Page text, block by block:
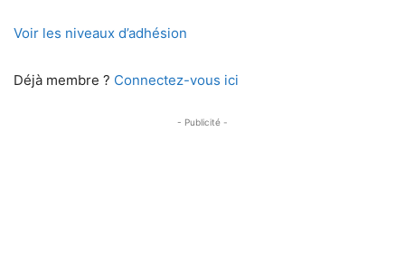
Voir les niveaux d’adhésion
Déjà membre ? Connectez-vous ici
- Publicité -